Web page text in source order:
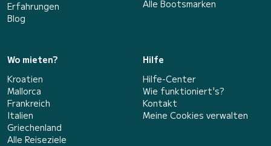
Erfahrungen
Blog
Alle Bootsmarken
Wo mieten?
Kroatien
Mallorca
Frankreich
Italien
Griechenland
Alle Reiseziele
Hilfe
Hilfe-Center
Wie funktioniert's?
Kontakt
Meine Cookies verwalten